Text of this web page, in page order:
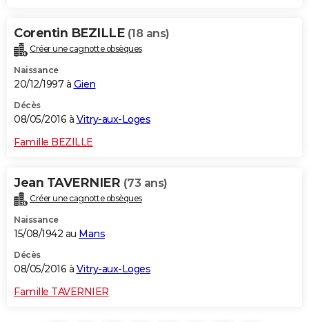
Corentin BEZILLE (18 ans)
Créer une cagnotte obsèques
Naissance
20/12/1997 à Gien
Décès
08/05/2016 à Vitry-aux-Loges
Famille BEZILLE
Jean TAVERNIER (73 ans)
Créer une cagnotte obsèques
Naissance
15/08/1942 au Mans
Décès
08/05/2016 à Vitry-aux-Loges
Famille TAVERNIER